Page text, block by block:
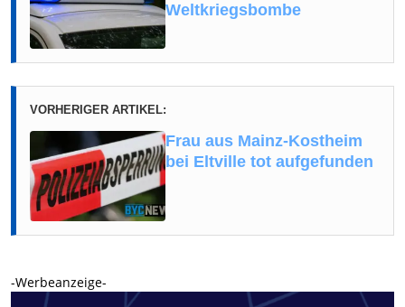
Weltkriegsbombe
VORHERIGER ARTIKEL:
Frau aus Mainz-Kostheim
bei Eltville tot aufgefunden
-Werbeanzeige-